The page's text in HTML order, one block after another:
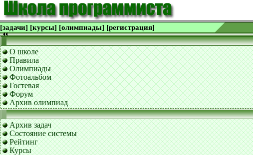
[задачи] [курсы] [олимпиады] [регистрация]
О школе
Правила
Олимпиады
Фотоальбом
Гостевая
Форум
Архив олимпиад
Архив задач
Состояние системы
Рейтинг
Курсы